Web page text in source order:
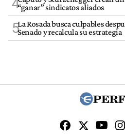
4“ganar” sindicatos aliados
5La Rosada busca culpables
Senado y recalcula su estrategia